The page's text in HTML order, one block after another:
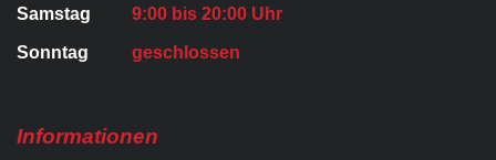
Samstag 9:00 bis 20:00 Uhr
Sonntag geschlossen
Informationen